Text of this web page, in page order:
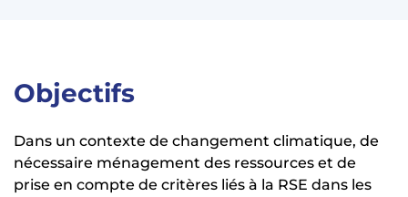
Objectifs
Dans un contexte de changement climatique, de
nécessaire ménagement des ressources et de
prise en compte de critères liés à la RSE dans les